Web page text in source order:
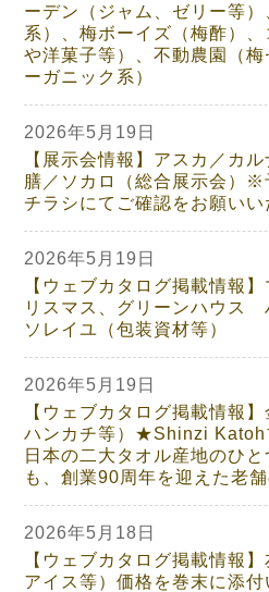
ーデン（ジャム、ゼリー等
系）、梅ボーイズ（梅酢）
や洋菓子等）、不動農園（
ーガニック系）
2026年5月19日
【展示会情報】アスカ／カ
膳／ソカロ（総合展示会）※
チラシにてご確認をお願いい
2026年5月19日
【ウェブカタログ掲載情報
リスマス、グリーンハウス
ソレイユ（包装資材等）
2026年5月19日
【ウェブカタログ掲載情報
ハンカチ等）★Shinzi Katoh
日本の二大タオル産地のひ
も、創業90周年を迎えた老
2026年5月18日
【ウェブカタログ掲載情報
アイス等）価格を巻末に添付